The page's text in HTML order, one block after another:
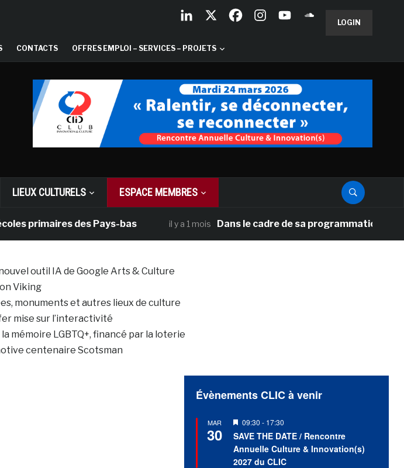
LOGIN
CONTACTS OFFRES EMPLOI – SERVICES – PROJETS
LIEUX CULTURELS ESPACE MEMBRES
des Pays-bas il y a 1 mois Dans le cadre de sa programmation
outil IA de Google Arts & Culture
Viking
monuments et autres lieux de culture
mise sur l’interactivité
mémoire LGBTQ+, financé par la loterie
centenaire Scotsman
Évènements CLIC à venir
MAR
30
Mis
en
avant
09:30 - 17:30
SAVE THE DATE / Rencontre
Annuelle Culture & Innovation(s)
2027 du CLIC